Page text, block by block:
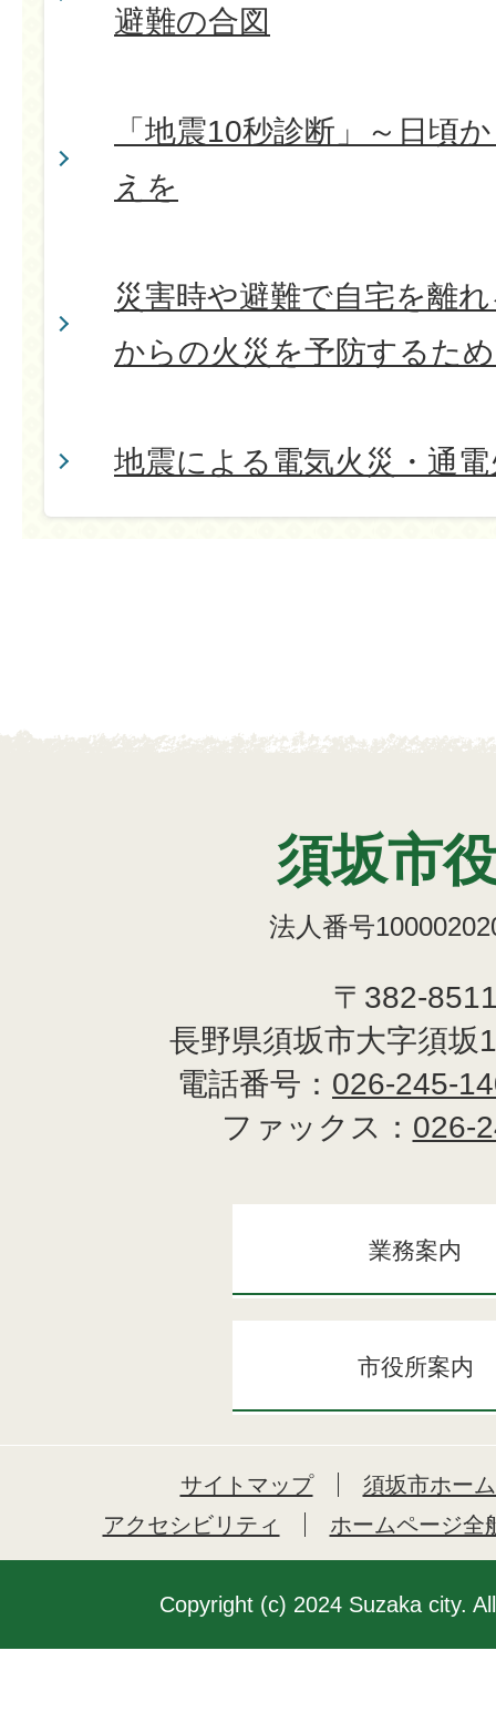
避難の合図
「地震10秒診断」～日頃
えを
災害時や避難で自宅を離
からの火災を予防するた
地震による電気火災・通
須坂市
法人番号
〒382-
長野県須坂市大字須坂
電話番号： 026-245-
ファックス： 026-
業務案内
市役所案内
サイトマップ
須坂市ホー
アクセシビリティ
ホームページ全
Copyright (c) 2024 Suzaka city.